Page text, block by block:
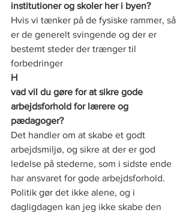
institutioner og skoler her i byen?
Hvis vi tænker på de fysiske rammer, så
er de generelt svingende og der er
bestemt steder der trænger til
forbedringer
H
vad vil du gøre for at sikre gode
arbejdsforhold for lærere og
pædagoger?
Det handler om at skabe et godt
arbejdsmiljø, og sikre at der er god
ledelse på stederne, som i sidste ende
har ansvaret for gode arbejdsforhold.
Politik gør det ikke alene, og i
dagligdagen kan jeg ikke skabe den